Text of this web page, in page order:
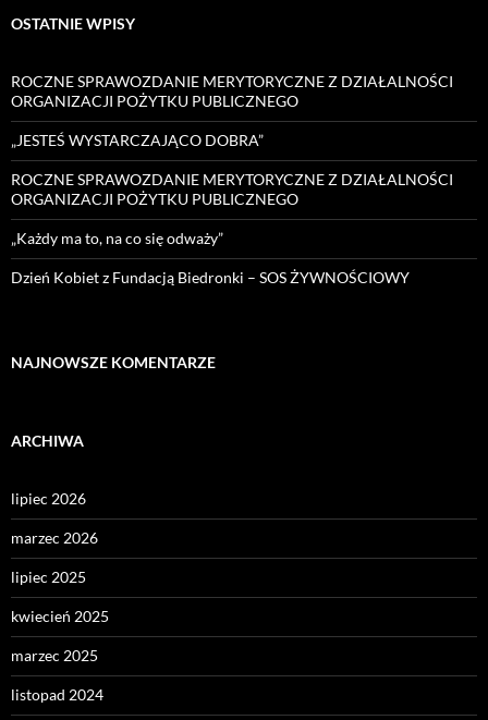
OSTATNIE WPISY
ROCZNE SPRAWOZDANIE MERYTORYCZNE Z DZIAŁALNOŚCI
ORGANIZACJI POŻYTKU PUBLICZNEGO
„JESTEŚ WYSTARCZAJĄCO DOBRA”
ROCZNE SPRAWOZDANIE MERYTORYCZNE Z DZIAŁALNOŚCI
ORGANIZACJI POŻYTKU PUBLICZNEGO
„Każdy ma to, na co się odważy”
Dzień Kobiet z Fundacją Biedronki – SOS ŻYWNOŚCIOWY
NAJNOWSZE KOMENTARZE
ARCHIWA
lipiec 2026
marzec 2026
lipiec 2025
kwiecień 2025
marzec 2025
listopad 2024